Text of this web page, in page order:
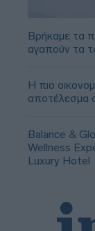
Βρήκαμε τα
αγαπούν τα
Η πιο
αποτέλεσμα
Balance &
Wellness
Luxury Hotel